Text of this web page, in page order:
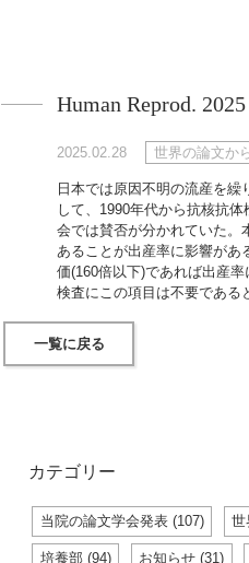
Human Reprod.
2025.02.28 世界の論文か
日本では原因不明の流産を繰
して、1990年代から抗核抗
会では賛否が分かれていた。
あることが出産率に影響があ
価(160倍以下)であれば出産
検査にこの項目は不要である
一覧に戻る
カテゴリー
当院の論文学会発表 (107) 世
培養部 (94) お知らせ (31)